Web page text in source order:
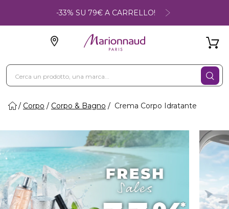
-33% SU 79€ A CARRELLO!
Corpo Corpo & Bagno Crema Corpo Idratante